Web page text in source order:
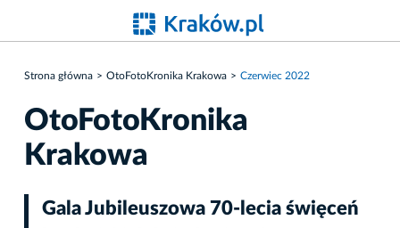
Strona główna OtoFotoKronika Krakowa Czerwiec 2022
OtoFotoKronika
Krakowa
Gala Jubileuszowa 70-lecia święceń